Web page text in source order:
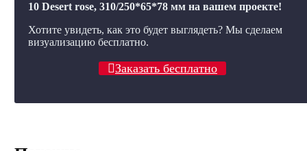
10 Desert rose, 310/250*65*78 мм на вашем проекте!
Хотите увидеть, как это будет выглядеть? Мы сделаем
визуализацию бесплатно.
Заказать бесплатно